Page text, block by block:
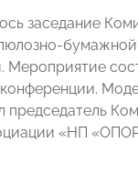
заседание
бумажной
Мероприятие
председатель
«НП